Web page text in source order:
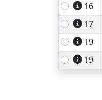
16
17
19
19